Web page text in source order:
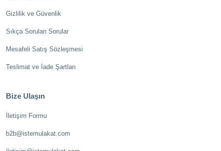
Gizlilik ve Güvenlik
Sıkça Sorulan Sorular
Mesafeli Satış Sözleşmesi
Teslimat ve İade Şartları
Bize Ulaşın
İletişim Formu
b2b@istemulakat.com